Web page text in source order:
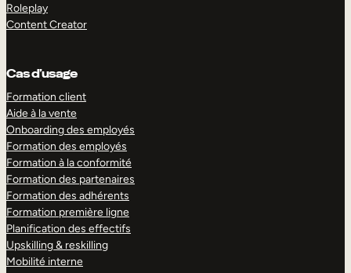
Roleplay
Content Creator
Cas d’usage
Formation client
Aide à la vente
Onboarding des employés
Formation des employés
Formation à la conformité
Formation des partenaires
Formation des adhérents
Formation première ligne
Planification des effectifs
Upskilling & reskilling
Mobilité interne